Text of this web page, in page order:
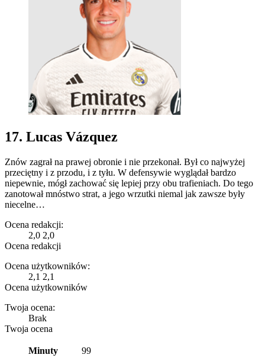
17. Lucas Vázquez
Znów zagrał na prawej obronie i nie przekonał. Był co najwyżej
przeciętny i z przodu, i z tyłu. W defensywie wyglądał bardzo
niepewnie, mógł zachować się lepiej przy obu trafieniach. Do tego
zanotował mnóstwo strat, a jego wrzutki niemal jak zawsze były
niecelne…
Ocena redakcji:
2,0 2,0
Ocena redakcji
Ocena użytkowników:
2,1 2,1
Ocena użytkowników
Twoja ocena:
Brak
Twoja ocena
Minuty
99